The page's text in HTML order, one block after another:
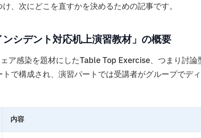
、次にどこを直すかを決めるための記事です。
シデント対応机上演習教材」の概要
ア感染を題材にしたTable Top Exercise、つまり討
で構成され、演習パートでは受講者がグループでデ
内容